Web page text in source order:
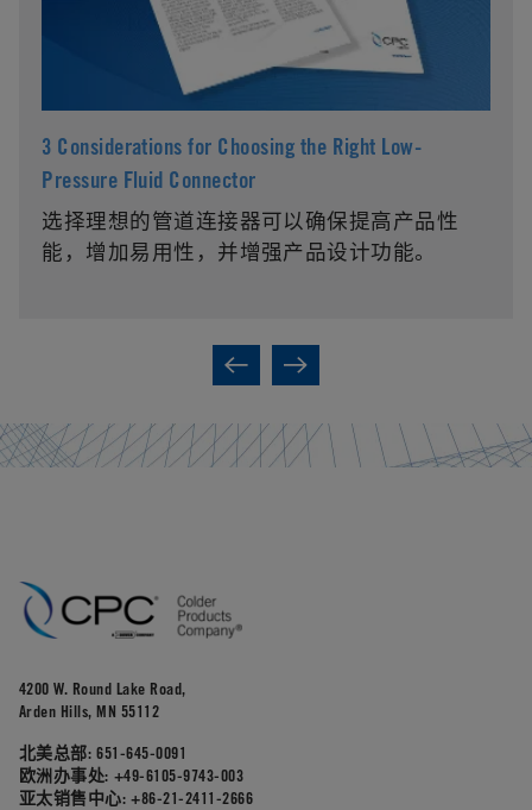
3 Considerations for Choosing the Right Low-
Pressure Fluid Connector
选择理想的管道连接器可以确保提高产品性
能，增加易用性，并增强产品设计功能。
4200 W. Round Lake Road,
Arden Hills, MN 55112
北美总部: 651-645-0091
欧洲办事处: +49-6105-9743-003
亚太销售中心: +86-21-2411-2666